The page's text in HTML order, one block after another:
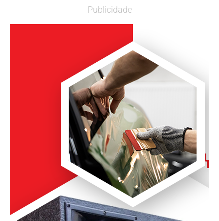
Publicidade